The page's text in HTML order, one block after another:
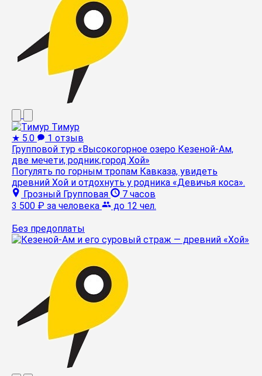
Тимур
★ 5.0
1 отзыв
Групповой тур «Высокогорное озеро Кезеной-Ам,
две мечети, родник,город Хой»
Погулять по горным тропам Кавказа, увидеть
древний Хой и отдохнуть у родника «Девичья коса».
Грозный Групповая
7 часов
3 500 ₽ за человека до 12 чел.
Без предоплаты